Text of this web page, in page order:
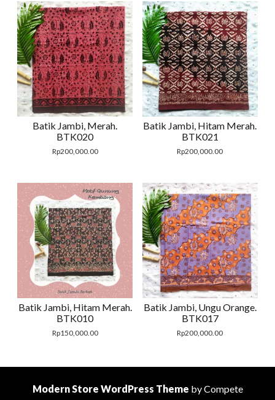
Batik Jambi, Merah.
BTK020
Rp200,000.00
Batik Jambi, Hitam Merah.
BTK021
Rp200,000.00
Batik Jambi, Hitam Merah.
BTK010
Rp150,000.00
Batik Jambi, Ungu Orange.
BTK017
Rp200,000.00
Modern Store WordPress Theme by Compete